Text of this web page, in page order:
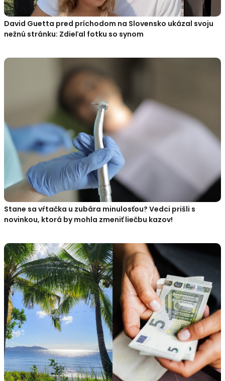
David Guetta pred príchodom na Slovensko ukázal svoju
nežnú stránku: Zdieľal fotku so synom
Stane sa vŕtačka u zubára minulosťou? Vedci prišli s
novinkou, ktorá by mohla zmeniť liečbu kazov!